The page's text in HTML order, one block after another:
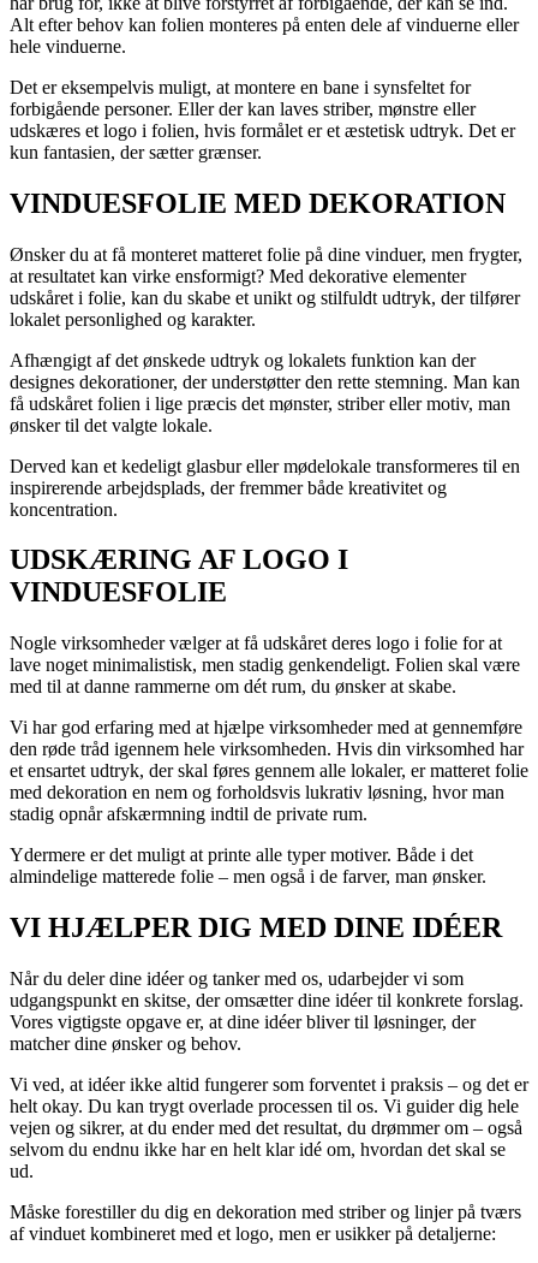
Alt efter behov kan folien monteres på enten dele af vinduerne eller
hele vinduerne.
Det er eksempelvis muligt, at montere en bane i synsfeltet for
forbigående personer. Eller der kan laves striber, mønstre eller
udskæres et logo i folien, hvis formålet er et æstetisk udtryk. Det er
kun fantasien, der sætter grænser.
VINDUESFOLIE MED DEKORATION
Ønsker du at få monteret matteret folie på dine vinduer, men frygter,
at resultatet kan virke ensformigt? Med dekorative elementer
udskåret i folie, kan du skabe et unikt og stilfuldt udtryk, der tilfører
lokalet personlighed og karakter.
Afhængigt af det ønskede udtryk og lokalets funktion kan der
designes dekorationer, der understøtter den rette stemning. Man kan
få udskåret folien i lige præcis det mønster, striber eller motiv, man
ønsker til det valgte lokale.
Derved kan et kedeligt glasbur eller mødelokale transformeres til en
inspirerende arbejdsplads, der fremmer både kreativitet og
koncentration.
UDSKÆRING AF LOGO I
VINDUESFOLIE
Nogle virksomheder vælger at få udskåret deres logo i folie for at
lave noget minimalistisk, men stadig genkendeligt. Folien skal være
med til at danne rammerne om dét rum, du ønsker at skabe.
Vi har god erfaring med at hjælpe virksomheder med at gennemføre
den røde tråd igennem hele virksomheden. Hvis din virksomhed har
et ensartet udtryk, der skal føres gennem alle lokaler, er matteret folie
med dekoration en nem og forholdsvis lukrativ løsning, hvor man
stadig opnår afskærmning indtil de private rum.
Ydermere er det muligt at printe alle typer motiver. Både i det
almindelige matterede folie – men også i de farver, man ønsker.
VI HJÆLPER DIG MED DINE IDÉER
Når du deler dine idéer og tanker med os, udarbejder vi som
udgangspunkt en skitse, der omsætter dine idéer til konkrete forslag.
Vores vigtigste opgave er, at dine idéer bliver til løsninger, der
matcher dine ønsker og behov.
Vi ved, at idéer ikke altid fungerer som forventet i praksis – og det er
helt okay. Du kan trygt overlade processen til os. Vi guider dig hele
vejen og sikrer, at du ender med det resultat, du drømmer om – også
selvom du endnu ikke har en helt klar idé om, hvordan det skal se
ud.
Måske forestiller du dig en dekoration med striber og linjer på tværs
af vinduet kombineret med et logo, men er usikker på detaljerne: